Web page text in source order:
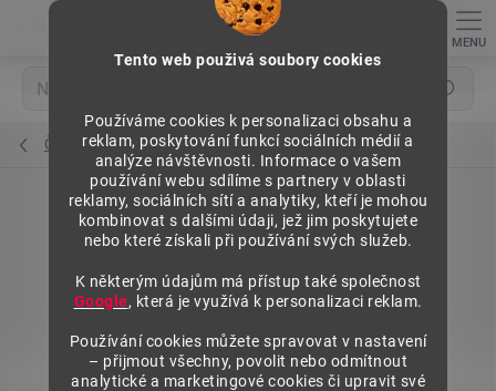
Tento web použivá soubory cookies
Používáme cookies k personalizaci obsahu a
reklam, poskytování funkcí sociálních médií a
analýze návštěvnosti. Informace o vašem
používání webu sdílíme s partnery v oblasti
reklamy, sociálních sítí a analytiky, kteří je mohou
kombinovat s dalšími údaji, jež jim poskytujete
nebo které získali při používání svých služeb.
K některým údajům má přístup také společnost
Google, která je využívá k personalizaci reklam.
Používání cookies můžete spravovat v nastavení
– přijmout všechny, povolit nebo odmítnout
analytické a marketingové cookies či upravit své
Hledat
Čelní opěry vysoké (sklo)